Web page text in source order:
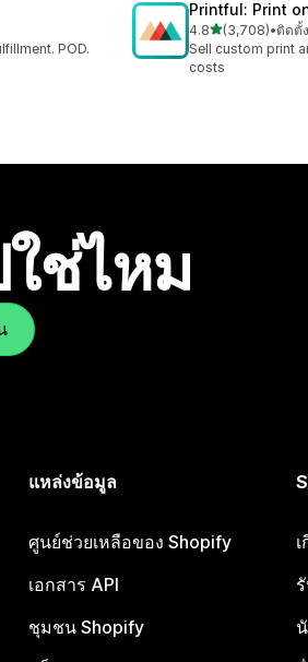
POD.
Printful: Print
4.8เต็ม 5 ดาว
(3,708)
ทั้งหมด 3708 รีวิว
•ติดตั้
Sell custom print
costs
ช่ไหม
แหล่งข้อมูล
ศูนย์ช่วยเหลือของ Shopify
เอกสาร API
ชุมชน Shopify